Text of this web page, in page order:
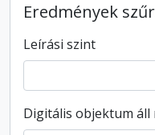
Eredmények
Leírási szint
Digitális objektum áll